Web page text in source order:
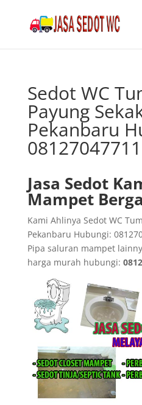
Sedot WC
Payung
Pekanbaru
Jasa Sedot
Mampet
Kami Ahlinya Sedot WC
Pekanbaru Hubungi:
Pipa saluran mampet
harga murah hubungi: